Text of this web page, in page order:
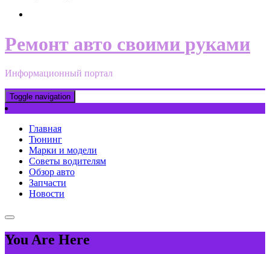
Ремонт авто своими руками
Информационный портал
Toggle navigation
Главная
Тюнинг
Марки и модели
Советы водителям
Обзор авто
Запчасти
Новости
You Are Here